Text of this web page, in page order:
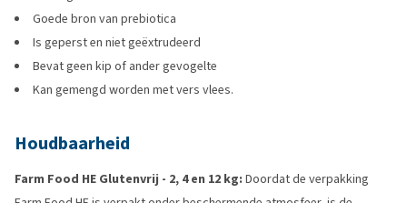
Goede bron van prebiotica
Is geperst en niet geëxtrudeerd
Bevat geen kip of ander gevogelte
Kan gemengd worden met vers vlees.
Houdbaarheid
Farm Food HE Glutenvrij - 2, 4 en 12 kg: Doordat de verpakking